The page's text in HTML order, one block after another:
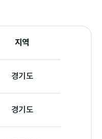
지역
경기도
경기도